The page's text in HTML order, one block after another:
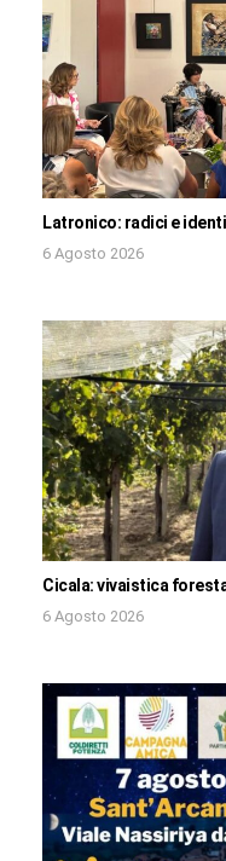
Latronico: radici e
6 Agosto 2026
Cicala: vivaistica
6 Agosto 2026